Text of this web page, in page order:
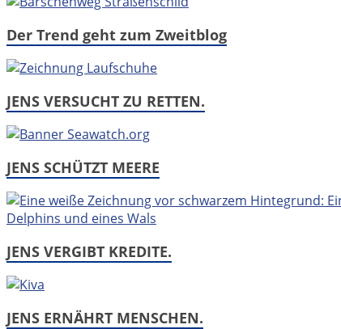
Der Trend geht zum Zweitblog
JENS VERSUCHT ZU RETTEN.
JENS SCHÜTZT MEERE
JENS VERGIBT KREDITE.
JENS ERNÄHRT MENSCHEN.